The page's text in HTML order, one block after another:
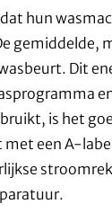
hun
gemiddelde,
Dit
is het
een A-